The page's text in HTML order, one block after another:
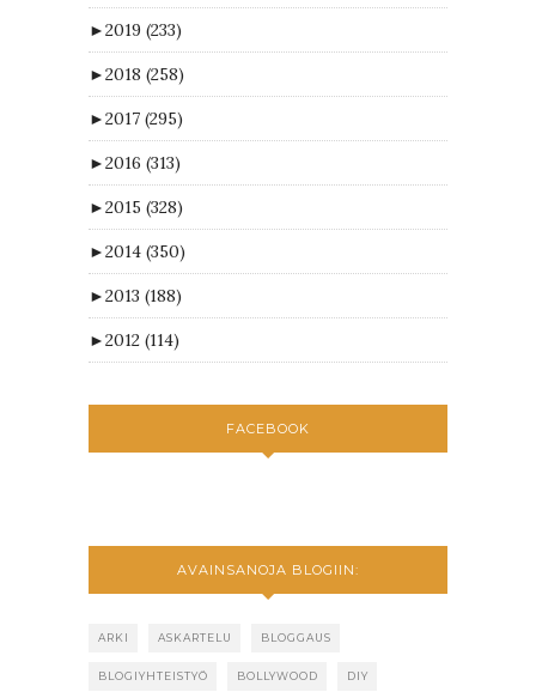
►2019 (233)
►2018 (258)
►2017 (295)
►2016 (313)
►2015 (328)
►2014 (350)
►2013 (188)
►2012 (114)
FACEBOOK
AVAINSANOJA BLOGIIN:
ARKI ASKARTELU BLOGGAUS
BLOGIYHTEISTYÖ BOLLYWOOD DIY